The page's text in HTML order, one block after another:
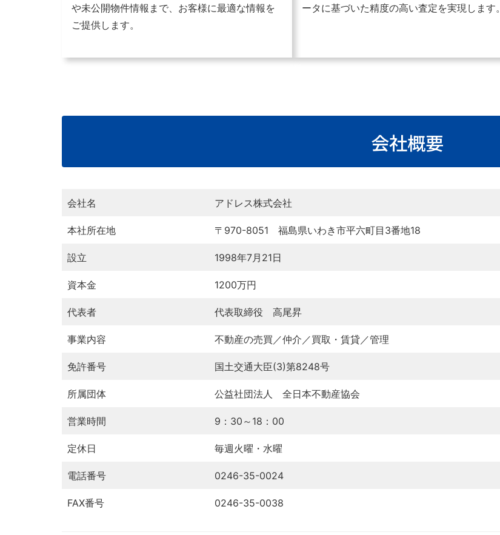
や未公開物件情報まで、お客様に最適な情報を
ご提供します。
ータに基づいた精度の高い査定を実現します。
会社概要
会社名 アドレス株式会社
本社所在地 〒970-8051 福島県いわき市平六町目3番地18
設立 1998年7月21日
資本金 1200万円
代表者 代表取締役 高尾昇
事業内容 不動産の売買／仲介／買取・賃貸／管理
免許番号 国土交通大臣(3)第8248号
所属団体 公益社団法人 全日本不動産協会
営業時間 9：30～18：00
定休日 毎週火曜・水曜
電話番号 0246-35-0024
FAX番号 0246-35-0038